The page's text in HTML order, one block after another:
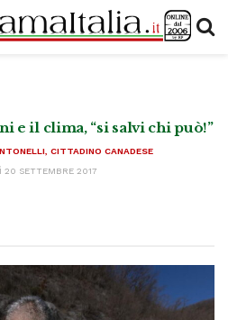
e il clima, “si salvi chi può!”
CITTADINO CANADESE
20 SETTEMBRE 2017